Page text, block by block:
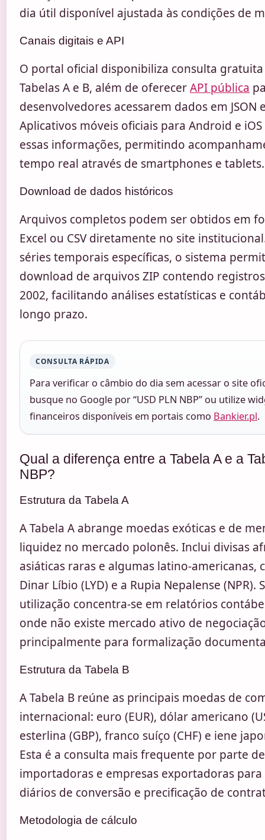
dia útil disponível ajustada às condições de
Canais digitais e API
O portal oficial disponibiliza consulta
Tabelas A e B, além de oferecerAPI pública
desenvolvedores acessarem dados em JSON
Aplicativos móveis oficiais para Android e
essas informações, permitindo
tempo real através de smartphones e tablets.
Download de dados históricos
Arquivos completos podem ser obtidos em
Excel ou CSV diretamente no site
séries temporais específicas, o sistema
download de arquivos ZIP contendo
2002, facilitando análises estatísticas e
longo prazo.
CONSULTA RÁPIDA
Para verificar o câmbio do dia sem acessar o site
busque no Google por “USD PLN NBP” ou utilize
financeiros disponíveis em portais como Bankier.pl.
Qual a diferença entre a Tabela A e a
NBP?
Estrutura da Tabela A
A Tabela A abrange moedas exóticas e de
liquidez no mercado polonês. Inclui divisas
asiáticas raras e algumas latino-americanas,
Dinar Líbio (LYD) e a Rupia Nepalense (NPR).
utilização concentra-se em relatórios
onde não existe mercado ativo de
principalmente para formalização
Estrutura da Tabela B
A Tabela B reúne as principais moedas de
internacional: euro (EUR), dólar americano
esterlina (GBP), franco suíço (CHF) e iene
Esta é a consulta mais frequente por parte
importadoras e empresas exportadoras para
diários de conversão e precificação de
Metodologia de cálculo